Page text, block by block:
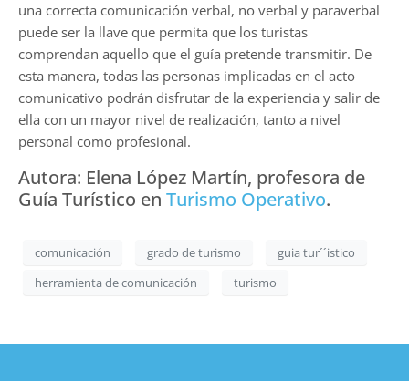
una correcta comunicación verbal, no verbal y paraverbal
puede ser la llave que permita que los turistas
comprendan aquello que el guía pretende transmitir. De
esta manera, todas las personas implicadas en el acto
comunicativo podrán disfrutar de la experiencia y salir de
ella con un mayor nivel de realización, tanto a nivel
personal como profesional.
Autora: Elena López Martín, profesora de
Guía Turístico en Turismo Operativo.
comunicación grado de turismo
guia tur´´istico
herramienta de comunicación
turismo